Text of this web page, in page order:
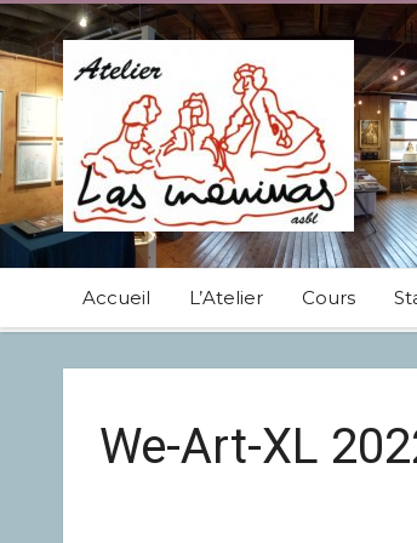
Accueil L’Atelier Cours
We-Art-XL